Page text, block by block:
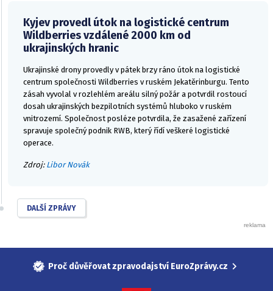
Kyjev provedl útok na logistické centrum
Wildberries vzdálené 2000 km od
ukrajinských hranic
Ukrajinské drony provedly v pátek brzy ráno útok na logistické
centrum společnosti Wildberries v ruském Jekatěrinburgu. Tento
zásah vyvolal v rozlehlém areálu silný požár a potvrdil rostoucí
dosah ukrajinských bezpilotních systémů hluboko v ruském
vnitrozemí. Společnost posléze potvrdila, že zasažené zařízení
spravuje společný podnik RWB, který řídí veškeré logistické
operace.
Zdroj: Libor Novák
DALŠÍ ZPRÁVY
Proč důvěřovat zpravodajství EuroZprávy.cz